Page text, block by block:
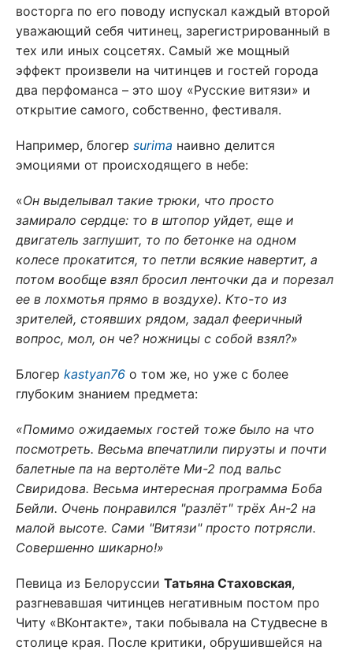
восторга по его поводу испускал каждый второй
уважающий себя читинец, зарегистрированный в
тех или иных соцсетях. Самый же мощный
эффект произвели на читинцев и гостей города
два перфоманса – это шоу «Русские витязи» и
открытие самого, собственно, фестиваля.
Например, блогер surima наивно делится
эмоциями от происходящего в небе:
«Он выделывал такие трюки, что просто
замирало сердце: то в штопор уйдет, еще и
двигатель заглушит, то по бетонке на одном
колесе прокатится, то петли всякие навертит, а
потом вообще взял бросил ленточки да и порезал
ее в лохмотья прямо в воздухе). Кто-то из
зрителей, стоявших рядом, задал фееричный
вопрос, мол, он че? ножницы с собой взял?»
Блогер kastyan76 о том же, но уже с более
глубоким знанием предмета:
«Помимо ожидаемых гостей тоже было на что
посмотреть. Весьма впечатлили пируэты и почти
балетные па на вертолёте Ми-2 под вальс
Свиридова. Весьма интересная программа Боба
Бейли. Очень понравился "разлёт" трёх Ан-2 на
малой высоте. Сами "Витязи" просто потрясли.
Совершенно шикарно!»
Певица из Белоруссии Татьяна Стаховская,
разгневавшая читинцев негативным постом про
Читу «ВКонтакте», таки побывала на Студвесне в
столице края. После критики, обрушившейся на